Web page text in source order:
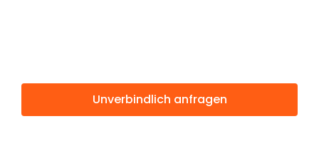
Unverbindlich anfragen